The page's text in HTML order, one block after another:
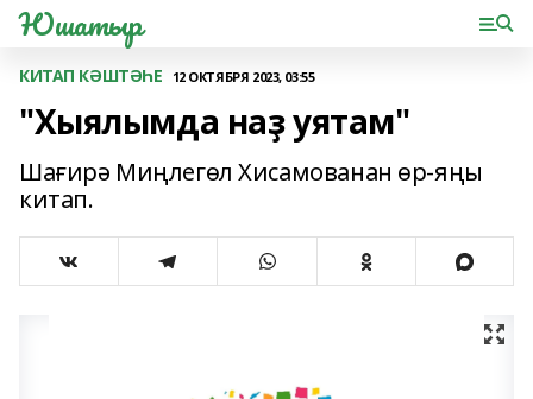
Юшатыр
КИТАП КӘШТӘҺЕ 12 ОКТЯБРЯ 2023, 03:55
"Хыялымда наҙ уятам"
Шағирә Миңлегөл Хисамованан өр-яңы
китап.